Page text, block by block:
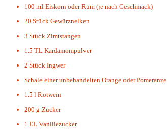
100 ml Eiskorn oder Rum (je nach Geschmack)
20 Stück Gewürznelken
3 Stück Zimtstangen
1.5 TL Kardamompulver
2 Stück Ingwer
Schale einer unbehandelten Orange oder Pomeranze
1.5 l Rotwein
200 g Zucker
1 EL Vanillezucker